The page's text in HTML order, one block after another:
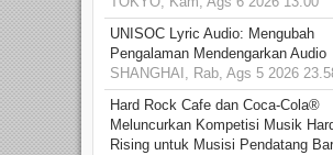
UNISOC Lyric Audio: Mengubah
Pengalaman Mendengarkan Audio
SHANGHAI, Rab, Ags 5 2026
Hard Rock Cafe dan Coca-Cola®
Meluncurkan Kompetisi Musik
Rising untuk Musisi Pendatang